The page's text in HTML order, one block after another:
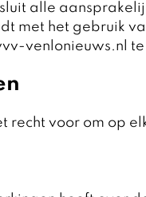
alle
met het gebruik
venlonieuws.nl
recht voor om op